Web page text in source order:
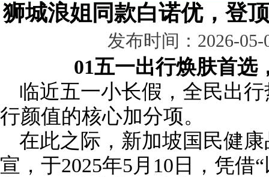
狮城浪姐同款白诺优，登
发布时间：2026-
01五一出行焕肤首选
临近五一小长假，全民出
行颜值的核心加分项。
在此之际，新加坡国民健
宣，于2025年5月10日，凭借